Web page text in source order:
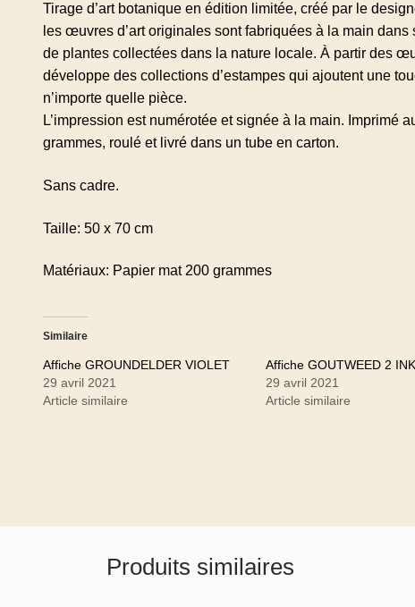
Tirage d’art botanique en édition limitée, créé par le
les œuvres d’art originales sont fabriquées à la main
de plantes collectées dans la nature locale. À partir des
développe des collections d’estampes qui ajoutent une
n’importe quelle pièce.
L’impression est numérotée et signée à la main. Imprimé
grammes, roulé et livré dans un tube en carton.
Sans cadre.
Taille: 50 x 70 cm
Matériaux: Papier mat 200 grammes
Similaire
Affiche GROUNDELDER VIOLET
29 avril 2021
Article similaire
Affiche GOUTWEED 2 INK
29 avril 2021
Article similaire
Produits similaires